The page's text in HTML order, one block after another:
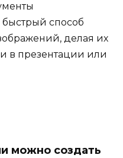
способ
делая их
в презентации или
можно создать